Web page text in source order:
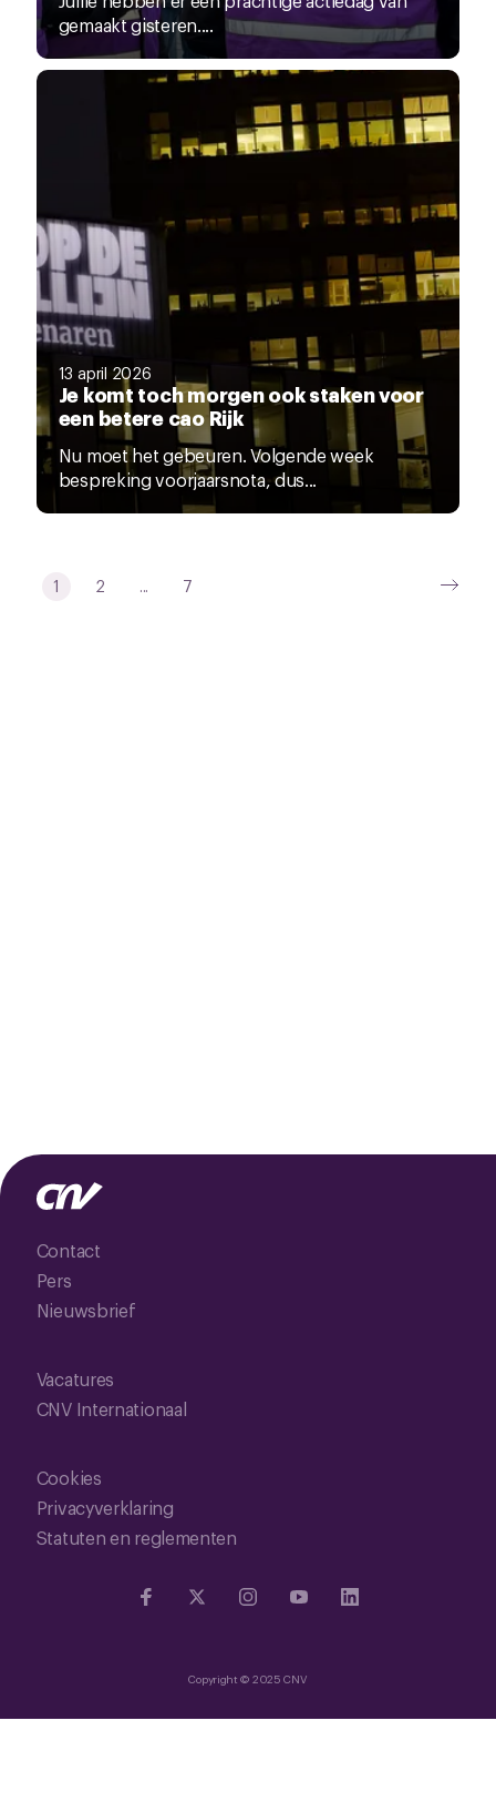
gemaakt gisteren....
13 april 2026
Je komt toch morgen ook staken voor
een betere cao Rijk
Nu moet het gebeuren. Volgende week
bespreking voorjaarsnota, dus...
1 2 ... 7
Contact
Pers
Nieuwsbrief
Vacatures
CNV Internationaal
Cookies
Privacyverklaring
Statuten en reglementen
Copyright © 2025 CNV